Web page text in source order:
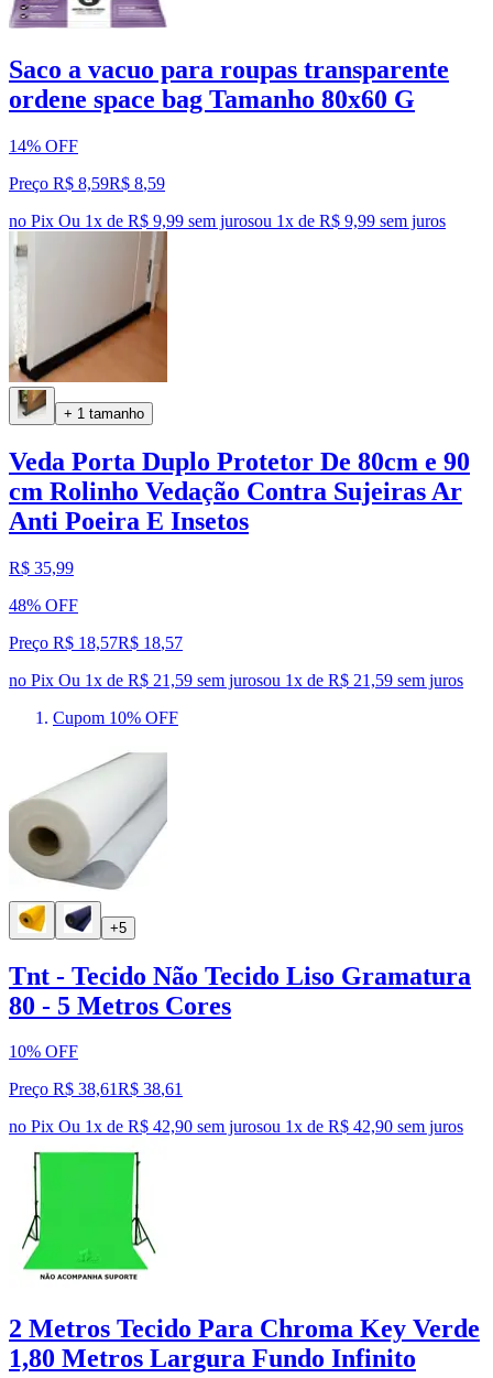
Saco a vacuo para roupas transparente
ordene space bag Tamanho 80x60 G
14% OFF
Preço R$ 8,59R$ 8,59
no Pix Ou 1x de R$ 9,99 sem jurosou 1x de R$ 9,99 sem juros
+ 1 tamanho
Veda Porta Duplo Protetor De 80cm e 90
cm Rolinho Vedação Contra Sujeiras Ar
Anti Poeira E Insetos
R$ 35,99
48% OFF
Preço R$ 18,57R$ 18,57
no Pix Ou 1x de R$ 21,59 sem jurosou 1x de R$ 21,59 sem juros
Cupom 10% OFF
+5
Tnt - Tecido Não Tecido Liso Gramatura
80 - 5 Metros Cores
10% OFF
Preço R$ 38,61R$ 38,61
no Pix Ou 1x de R$ 42,90 sem jurosou 1x de R$ 42,90 sem juros
2 Metros Tecido Para Chroma Key Verde
1,80 Metros Largura Fundo Infinito